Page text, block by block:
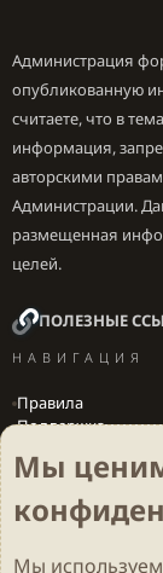
Администрация
опубликованную
считаете, что в
информация,
авторскими
Администрации.
размещенная
целей.
ПОЛЕЗНЫЕ
НАВИГАЦИЯ
Правила
Поддержка
Локализация игр
Мы
Мы